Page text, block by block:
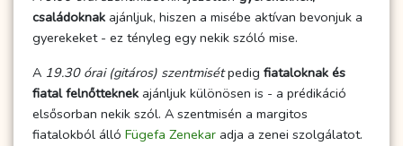
családoknak ajánljuk, hiszen a misébe aktívan bevonjuk a
gyerekeket - ez tényleg egy nekik szóló mise.
A 19.30 órai (gitáros) szentmisétpedig fiataloknak és
fiatal felnőtteknek ajánljuk különösen is - a prédikáció
elsősorban nekik szól. A szentmisén a margitos
fiatalokból álló Fügefa Zenekar adja a zenei szolgálatot.